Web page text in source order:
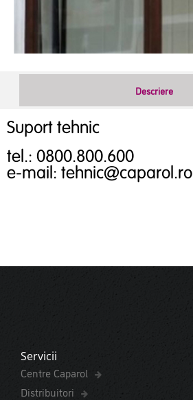
Descriere
Suport tehnic
tel.: 0800.800.600
e-mail: tehnic@caparol.ro
Servicii
Centre Caparol
Distribuitori